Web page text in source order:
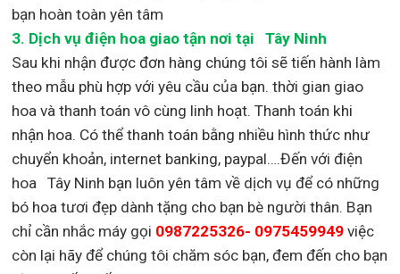
bạn hoàn toàn yên tâm
3. Dịch vụ điện hoa giao tận nơi tại Tây Ninh
Sau khi nhận được đơn hàng chúng tôi sẽ tiến hành làm
theo mẫu phù hợp với yêu cầu của bạn. thời gian giao
hoa và thanh toán vô cùng linh hoạt. Thanh toán khi
nhận hoa. Có thể thanh toán bằng nhiều hình thức như
chuyển khoản, internet banking, paypal….Đến với điện
hoa Tây Ninh bạn luôn yên tâm về dịch vụ để có những
bó hoa tươi đẹp dành tặng cho bạn bè người thân. Bạn
chỉ cần nhắc máy gọi 0987225326- 0975459949việc
còn lại hãy để chúng tôi chăm sóc bạn, đem đến cho bạn